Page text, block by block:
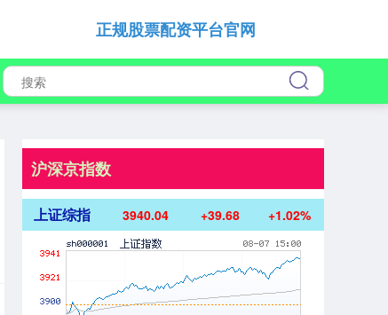
正规股票配资平台官网
沪深京指数
上证综指 3940.04 +39.68 +1.02%